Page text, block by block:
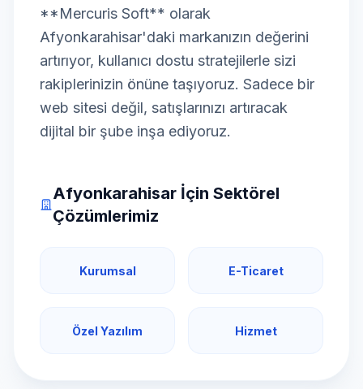
**Mercuris Soft** olarak
Afyonkarahisar'daki markanızın değerini
artırıyor, kullanıcı dostu stratejilerle sizi
rakiplerinizin önüne taşıyoruz. Sadece bir
web sitesi değil, satışlarınızı artıracak
dijital bir şube inşa ediyoruz.
Afyonkarahisar İçin Sektörel
Çözümlerimiz
Kurumsal E-Ticaret
Özel Yazılım Hizmet